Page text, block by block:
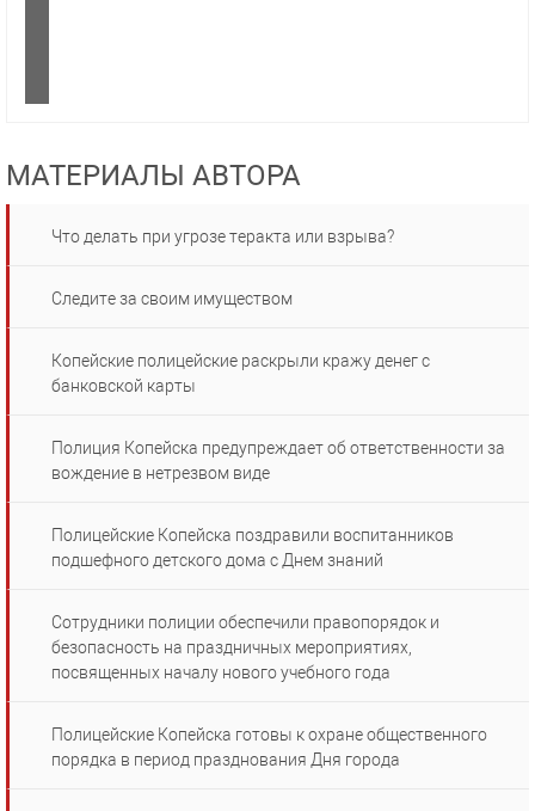
МАТЕРИАЛЫ АВТОРА
Что делать при угрозе теракта или взрыва?
Следите за своим имуществом
Копейские полицейские раскрыли кражу денег с
банковской карты
Полиция Копейска предупреждает об ответственности за
вождение в нетрезвом виде
Полицейские Копейска поздравили воспитанников
подшефного детского дома с Днем знаний
Сотрудники полиции обеспечили правопорядок и
безопасность на праздничных мероприятиях,
посвященных началу нового учебного года
Полицейские Копейска готовы к охране общественного
порядка в период празднования Дня города